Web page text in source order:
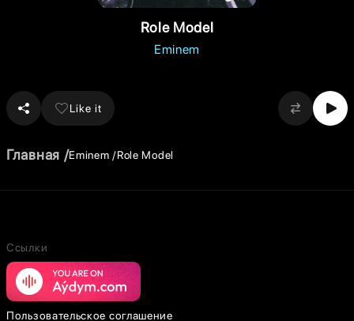
Role Model
Eminem
Like it
Главная Eminem Role Model
Ссылки
Пользовательское соглашение